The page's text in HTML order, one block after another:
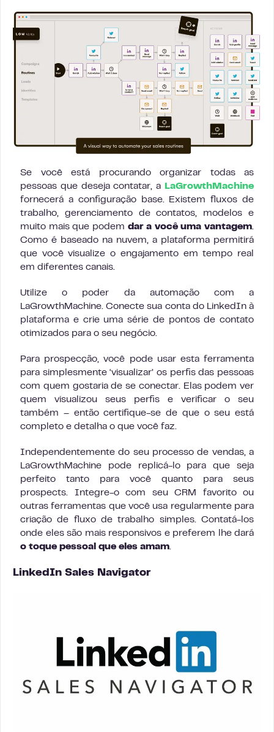
Se você está procurando organizar todas as
pessoas que deseja contatar, a
LaGrowthMachine
fornecerá a configuração base. Existem fluxos de
trabalho, gerenciamento de contatos, modelos e
muito mais que podem dar a você uma vantagem
Como é baseado na nuvem, a plataforma permitirá
que você visualize o engajamento em tempo real
em diferentes canais.
Utilize o poder da automação com a
LaGrowthMachine. Conecte sua conta do LinkedIn à
plataforma e crie uma série de pontos de contato
otimizados para o seu negócio.
Para prospecção, você pode usar esta ferramenta
para simplesmente ‘visualizar’ os perfis das pessoas
com quem gostaria de se conectar. Elas podem ver
quem visualizou seus perfis e verificar o seu
também – então certifique-se de que o seu está
completo e detalha o que você faz.
Independentemente do seu processo de vendas, a
LaGrowthMachine pode replicá-lo para que seja
perfeito tanto para você quanto para seus
prospects. Integre-o com seu CRM favorito ou
outras ferramentas que você usa regularmente para
criação de fluxo de trabalho simples. Contatá-los
onde eles são mais responsivos e preferem lhe dará
o toque pessoal que eles amam
LinkedIn Sales Navigator